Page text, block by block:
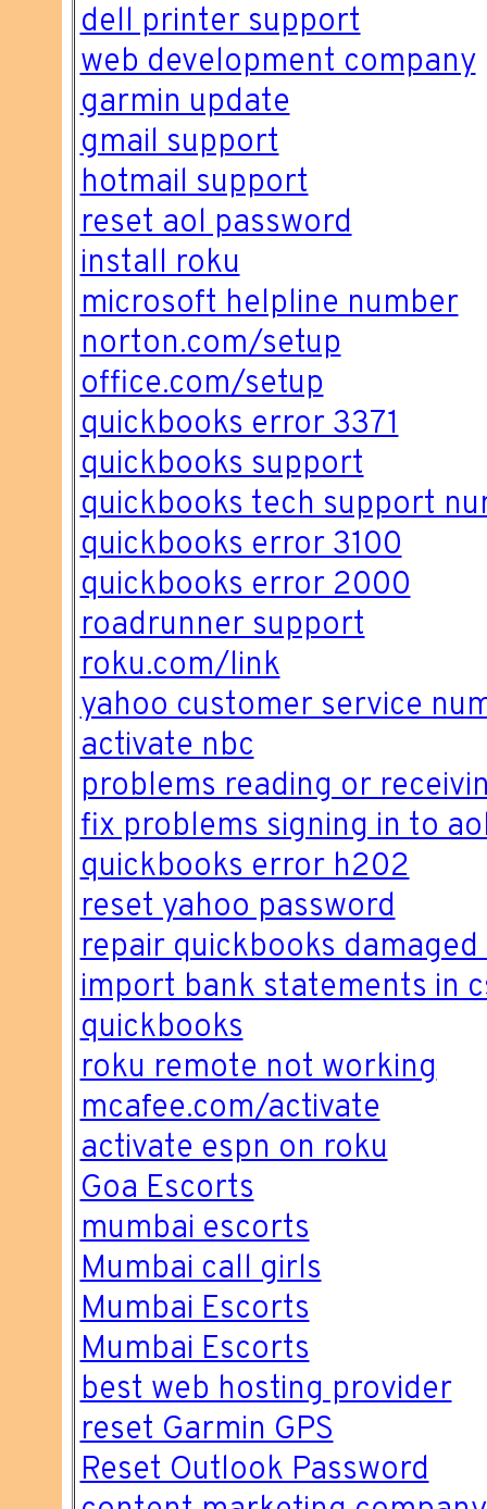
dell printer support
web development company
garmin update
gmail support
hotmail support
reset aol password
install roku
microsoft helpline number
norton.com/setup
office.com/setup
quickbooks error 3371
quickbooks support
quickbooks tech support
quickbooks error 3100
quickbooks error 2000
roadrunner support
roku.com/link
yahoo customer service
activate nbc
problems reading or
fix problems signing in to
quickbooks error h202
reset yahoo password
repair quickbooks
import bank statements in
quickbooks
roku remote not working
mcafee.com/activate
activate espn on roku
Goa Escorts
mumbai escorts
Mumbai call girls
Mumbai Escorts
Mumbai Escorts
best web hosting provider
reset Garmin GPS
Reset Outlook Password